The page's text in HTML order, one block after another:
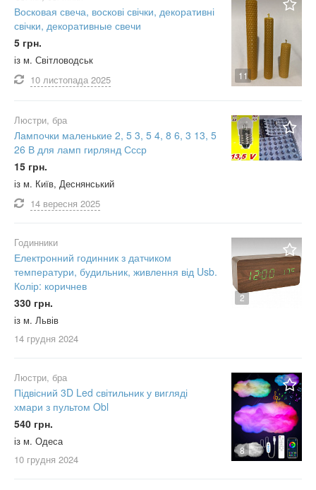
11
Восковая свеча, воскові свічки, декоративні
свічки, декоративные свечи
5 грн.
із м. Світловодськ
10 листопада 2025
Люстри, бра
Лампочки маленькие 2, 5 3, 5 4, 8 6, 3 13, 5
26 В для ламп гирлянд Ссср
15 грн.
із м. Київ, Деснянський
14 вересня 2025
2
Годинники
Електронний годинник з датчиком
температури, будильник, живлення від Usb.
Колір: коричнев
330 грн.
із м. Львів
14 грудня 2024
8
Люстри, бра
Підвісний 3D Led світильник у вигляді
хмари з пультом Obl
540 грн.
із м. Одеса
10 грудня 2024